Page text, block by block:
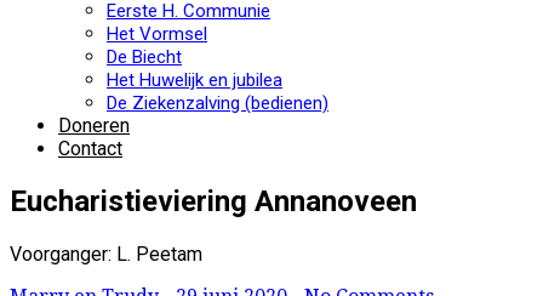
Eerste H. Communie
Het Vormsel
De Biecht
Het Huwelijk en jubilea
De Ziekenzalving (bedienen)
Doneren
Contact
Eucharistieviering Annanoveen
Voorganger: L. Peetam